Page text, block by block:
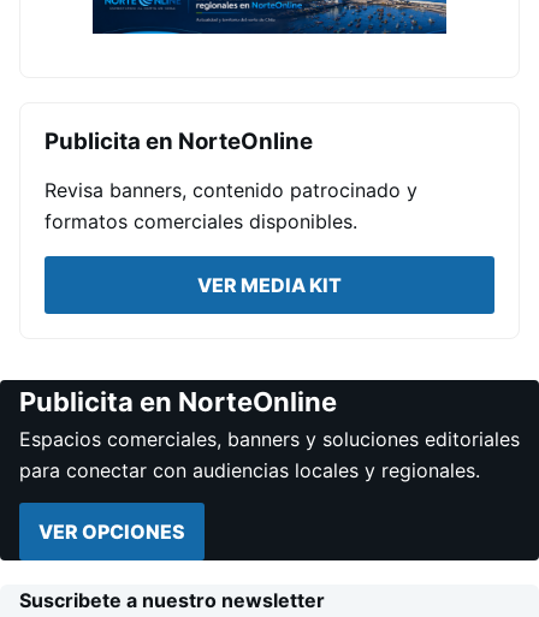
Publicita en NorteOnline
Revisa banners, contenido patrocinado y
formatos comerciales disponibles.
VER MEDIA KIT
Publicita en NorteOnline
Espacios comerciales, banners y soluciones editoriales
para conectar con audiencias locales y regionales.
VER OPCIONES
Suscribete a nuestro newsletter